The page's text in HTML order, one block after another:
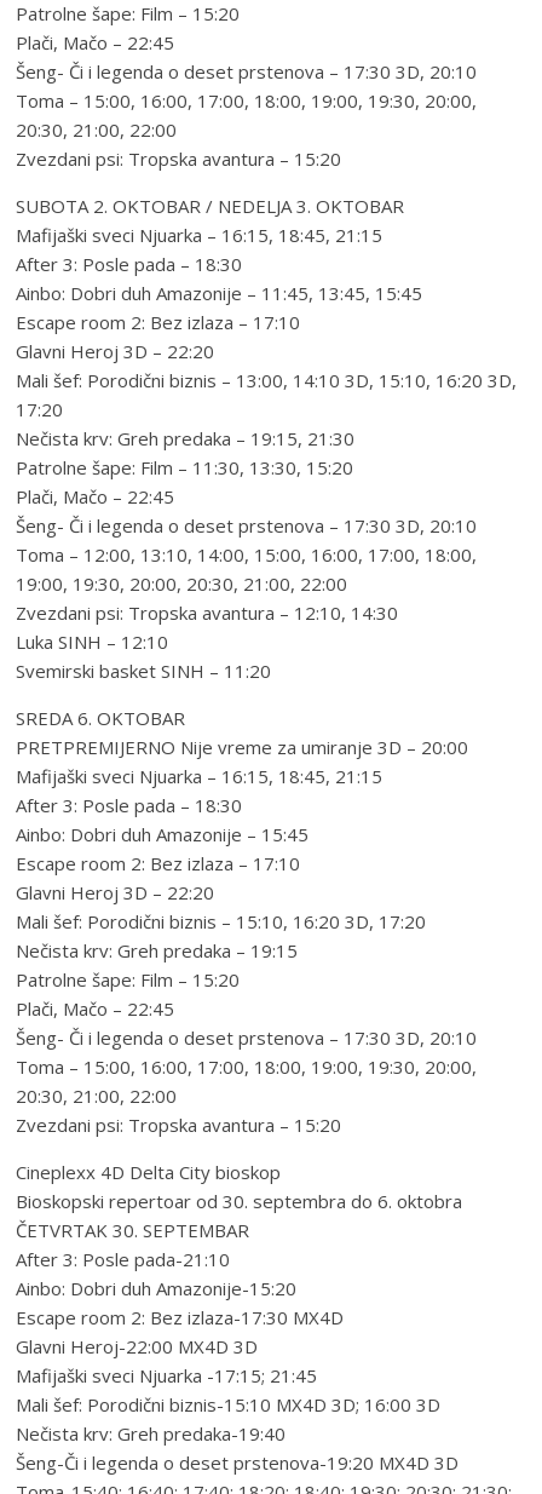
Patrolne šape: Film – 15:20
Plači, Mačo – 22:45
Šeng- Či i legenda o deset prstenova – 17:30 3D, 20:10
Toma – 15:00, 16:00, 17:00, 18:00, 19:00, 19:30, 20:00,
20:30, 21:00, 22:00
Zvezdani psi: Tropska avantura – 15:20
SUBOTA 2. OKTOBAR / NEDELJA 3. OKTOBAR
Mafijaški sveci Njuarka – 16:15, 18:45, 21:15
After 3: Posle pada – 18:30
Ainbo: Dobri duh Amazonije – 11:45, 13:45, 15:45
Escape room 2: Bez izlaza – 17:10
Glavni Heroj 3D – 22:20
Mali šef: Porodični biznis – 13:00, 14:10 3D, 15:10, 16:20 3D,
17:20
Nečista krv: Greh predaka – 19:15, 21:30
Patrolne šape: Film – 11:30, 13:30, 15:20
Plači, Mačo – 22:45
Šeng- Či i legenda o deset prstenova – 17:30 3D, 20:10
Toma – 12:00, 13:10, 14:00, 15:00, 16:00, 17:00, 18:00,
19:00, 19:30, 20:00, 20:30, 21:00, 22:00
Zvezdani psi: Tropska avantura – 12:10, 14:30
Luka SINH – 12:10
Svemirski basket SINH – 11:20
SREDA 6. OKTOBAR
PRETPREMIJERNO Nije vreme za umiranje 3D – 20:00
Mafijaški sveci Njuarka – 16:15, 18:45, 21:15
After 3: Posle pada – 18:30
Ainbo: Dobri duh Amazonije – 15:45
Escape room 2: Bez izlaza – 17:10
Glavni Heroj 3D – 22:20
Mali šef: Porodični biznis – 15:10, 16:20 3D, 17:20
Nečista krv: Greh predaka – 19:15
Patrolne šape: Film – 15:20
Plači, Mačo – 22:45
Šeng- Či i legenda o deset prstenova – 17:30 3D, 20:10
Toma – 15:00, 16:00, 17:00, 18:00, 19:00, 19:30, 20:00,
20:30, 21:00, 22:00
Zvezdani psi: Tropska avantura – 15:20
Cineplexx 4D Delta City bioskop
Bioskopski repertoar od 30. septembra do 6. oktobra
ČETVRTAK 30. SEPTEMBAR
After 3: Posle pada-21:10
Ainbo: Dobri duh Amazonije-15:20
Escape room 2: Bez izlaza-17:30 MX4D
Glavni Heroj-22:00 MX4D 3D
Mafijaški sveci Njuarka -17:15; 21:45
Mali šef: Porodični biznis-15:10 MX4D 3D; 16:00 3D
Nečista krv: Greh predaka-19:40
Šeng-Či i legenda o deset prstenova-19:20 MX4D 3D